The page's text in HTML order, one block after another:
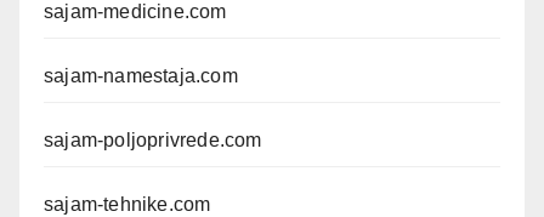
sajam-medicine.com
sajam-namestaja.com
sajam-poljoprivrede.com
sajam-tehnike.com